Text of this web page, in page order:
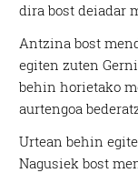
dira bost deiadar
Antzina bost
egiten zuten
behin horietako
aurtengoa
Urtean behin
Nagusiek bost